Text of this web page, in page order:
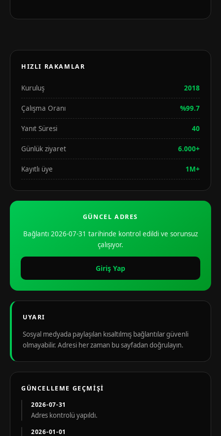
HIZLI RAKAMLAR
Kuruluş 2018
Çalışma Oranı %99.7
Yanıt Süresi 40
Günlük ziyaret 6.000+
Kayıtlı üye 1M+
GÜNCEL ADRES
Bağlantı 2026-07-31 tarihinde kontrol edildi ve sorunsuz
çalışıyor.
Giriş Yap
UYARI
Sosyal medyada paylaşılan kısaltılmış bağlantılar güvenli
olmayabilir. Adresi her zaman bu sayfadan doğrulayın.
GÜNCELLEME GEÇMIŞI
2026-07-31
Adres kontrolü yapıldı.
2026-01-01